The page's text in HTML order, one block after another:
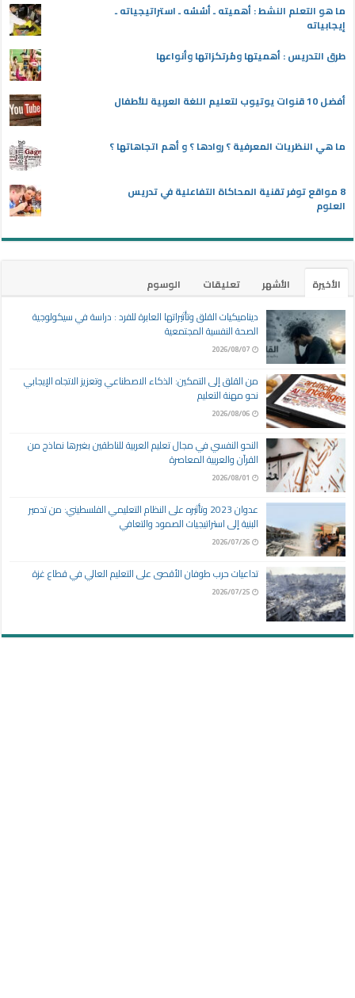
ما هو التعلم النشط : أهميته ـ أسُسُه ـ استراتيجياته ـ
إيجابياته
طرق التدريس : أهميتها ومُرتكزاتها وأنواعها
أفضل 10 قنوات يوتيوب لتعليم اللغة العربية للأطفال
ما هي النظريات المعرفية ؟ روادها ؟ و أهم اتجاهاتها ؟
8 مواقع توفر تقنية المحاكاة التفاعلية في تدريس
العلوم
الأخيرة الأشهر تعليقات
الوسوم
ديناميكيات القلق وتأثيراتها العابرة للفرد : دراسة في سيكولوجية
الصحة النفسية المجتمعية
2026/08/07
من القلق إلى التمكين: الذكاء الاصطناعي وتعزيز الاتجاه الإيجابي
نحو مهنة التعليم
2026/08/06
النحو النفسي في مجال تعليم العربية للناطقين بغيرها نماذج من
القرآن والعربية المعاصرة
2026/08/01
عدوان 2023 وتأثيره على النظام التعليمي الفلسطيني: من تدمير
البنية إلى استراتيجيات الصمود والتعافي
2026/07/26
تداعيات حرب طوفان الأقصى على التعليم العالي في قطاع غزة
2026/07/25